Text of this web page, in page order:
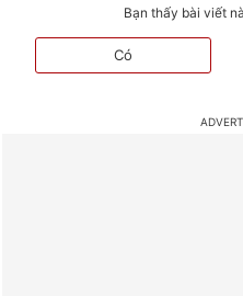
Bạn thấy bài viết
Có